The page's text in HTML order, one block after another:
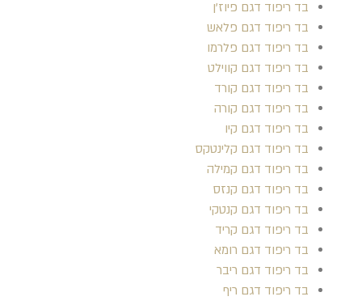
בד ריפוד דגם פיוז'ן
בד ריפוד דגם פלאש
בד ריפוד דגם פלרמו
בד ריפוד דגם קווילט
בד ריפוד דגם קורד
בד ריפוד דגם קורה
בד ריפוד דגם קיו
בד ריפוד דגם קלינטקס
בד ריפוד דגם קמילה
בד ריפוד דגם קנזס
בד ריפוד דגם קנטקי
בד ריפוד דגם קריד
בד ריפוד דגם רומא
בד ריפוד דגם ריבר
בד ריפוד דגם ריף